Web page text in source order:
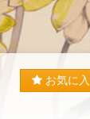
お気に